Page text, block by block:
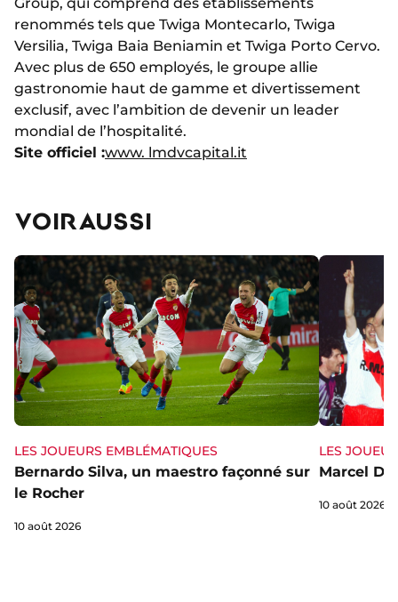
Group, qui comprend des établissements
renommés tels que Twiga Montecarlo, Twiga
Versilia, Twiga Baia Beniamin et Twiga Porto Cervo.
Avec plus de 650 employés, le groupe allie
gastronomie haut de gamme et divertissement
exclusif, avec l’ambition de devenir un leader
mondial de l’hospitalité.
Site officiel :www. lmdvcapital.it
VOIR AUSSI
LES JOUEURS EMBLÉMATIQUES
Bernardo Silva, un maestro façonné sur
le Rocher
10 août 2026
LES
Marcel
10 août 2026